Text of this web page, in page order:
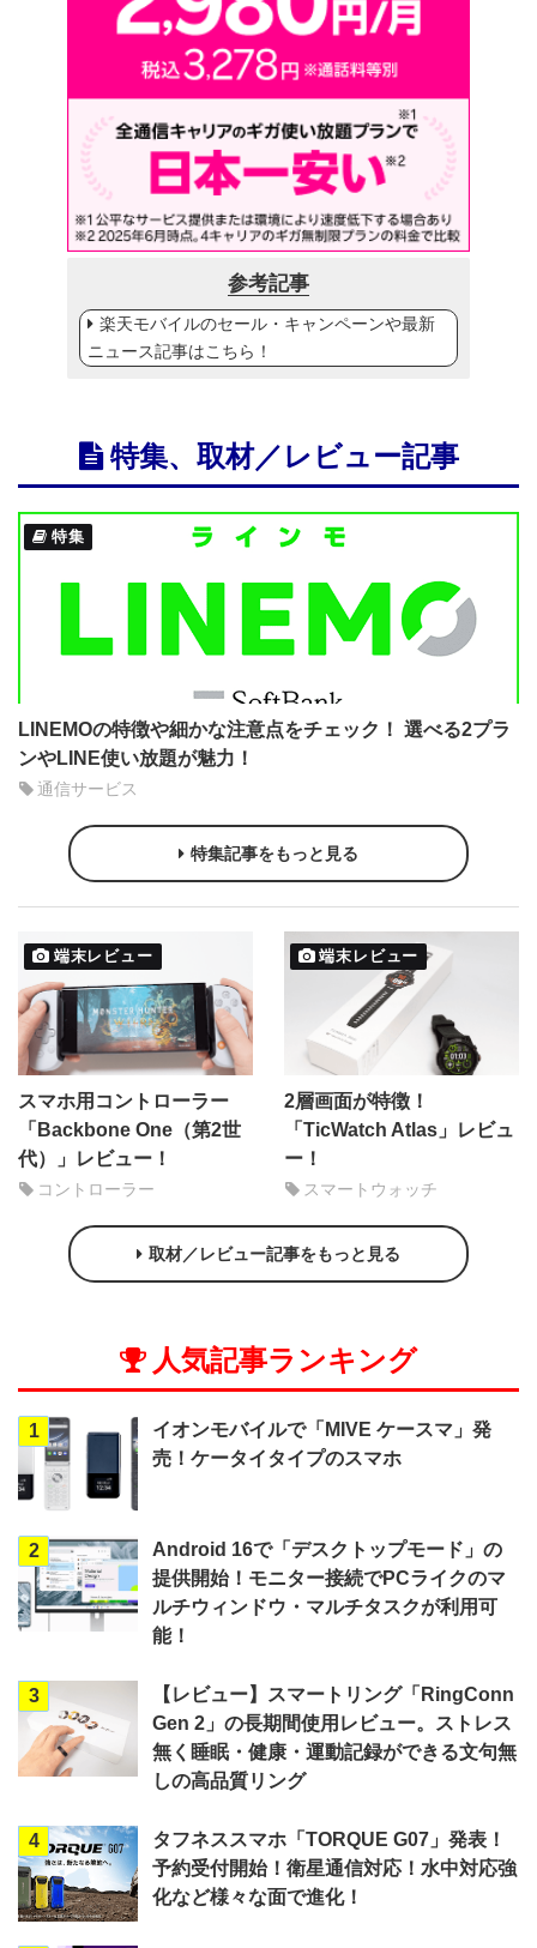
参考記事
楽天モバイルのセール・キャンペーンや最新
ニュース記事はこちら！
特集、取材／レビュー記事
特集
LINEMOの特徴や細かな注意点をチェック！ 選べる2プラ
ンやLINE使い放題が魅力！
通信サービス
特集記事をもっと見る
端末レビュー
スマホ用コントローラー
「Backbone One（第2世
代）」レビュー！
コントローラー
端末レビュー
2層画面が特徴！
「TicWatch Atlas」レビュ
ー！
スマートウォッチ
取材／レビュー記事をもっと見る
人気記事ランキング
1
イオンモバイルで「MIVE ケースマ」発
売！ケータイタイプのスマホ
2
Android 16で「デスクトップモード」の
提供開始！モニター接続でPCライクのマ
ルチウィンドウ・マルチタスクが利用可
能！
3
【レビュー】スマートリング「RingConn
Gen 2」の長期間使用レビュー。ストレス
無く睡眠・健康・運動記録ができる文句無
しの高品質リング
4
タフネススマホ「TORQUE G07」発表！
予約受付開始！衛星通信対応！水中対応強
化など様々な面で進化！